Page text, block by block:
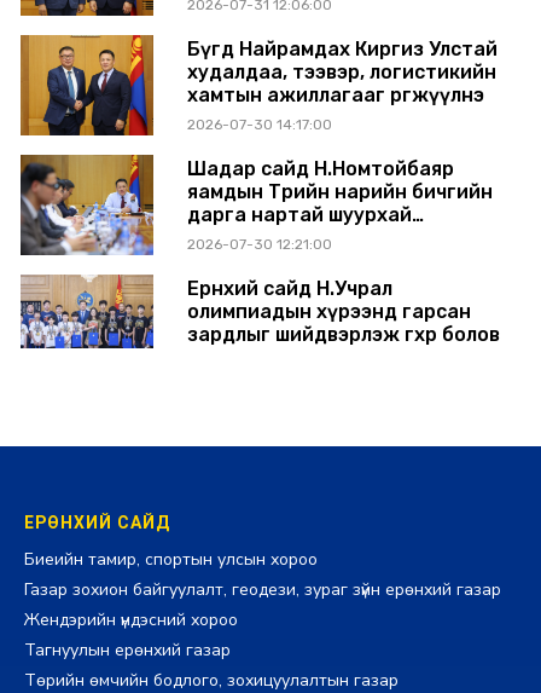
2026-07-31 12:06:00
Бүгд Найрамдах Киргиз Улстай
худалдаа, тээвэр, логистикийн
хамтын ажиллагааг өргөжүүлнэ
2026-07-30 14:17:00
Шадар сайд Н.Номтойбаяр
яамдын Төрийн нарийн бичгийн
дарга нартай шуурхай
хуралдлаа
2026-07-30 12:21:00
Ерөнхий сайд Н.Учрал
олимпиадын хүрээнд гарсан
зардлыг шийдвэрлэж өгөхөөр болов
ЕРӨНХИЙ САЙД
Биеийн тамир, спортын улсын хороо
Газар зохион байгуулалт, геодези, зураг зүйн ерөнхий газар
Жендэрийн үндэсний хороо
Тагнуулын ерөнхий газар
Төрийн өмчийн бодлого, зохицуулалтын газар